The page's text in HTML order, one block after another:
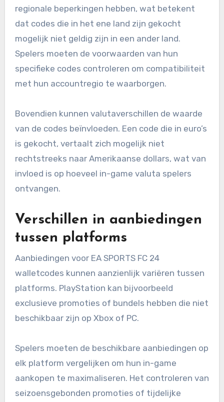
regionale beperkingen hebben, wat betekent
dat codes die in het ene land zijn gekocht
mogelijk niet geldig zijn in een ander land.
Spelers moeten de voorwaarden van hun
specifieke codes controleren om compatibiliteit
met hun accountregio te waarborgen.
Bovendien kunnen valutaverschillen de waarde
van de codes beïnvloeden. Een code die in euro’s
is gekocht, vertaalt zich mogelijk niet
rechtstreeks naar Amerikaanse dollars, wat van
invloed is op hoeveel in-game valuta spelers
ontvangen.
Verschillen in aanbiedingen
tussen platforms
Aanbiedingen voor EA SPORTS FC 24
walletcodes kunnen aanzienlijk variëren tussen
platforms. PlayStation kan bijvoorbeeld
exclusieve promoties of bundels hebben die niet
beschikbaar zijn op Xbox of PC.
Spelers moeten de beschikbare aanbiedingen op
elk platform vergelijken om hun in-game
aankopen te maximaliseren. Het controleren van
seizoensgebonden promoties of tijdelijke